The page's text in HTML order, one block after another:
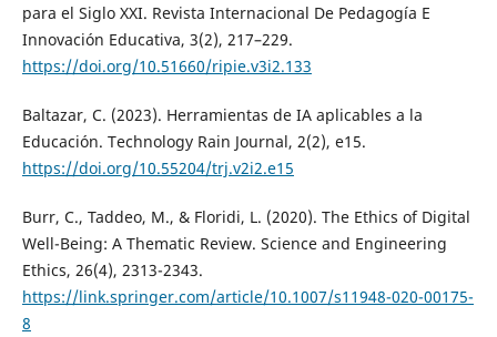
para el Siglo XXI. Revista Internacional De Pedagogía E
Innovación Educativa, 3(2), 217–229.
https://doi.org/10.51660/ripie.v3i2.133
Baltazar, C. (2023). Herramientas de IA aplicables a la
Educación. Technology Rain Journal, 2(2), e15.
https://doi.org/10.55204/trj.v2i2.e15
Burr, C., Taddeo, M., & Floridi, L. (2020). The Ethics of Digital
Well-Being: A Thematic Review. Science and Engineering
Ethics, 26(4), 2313-2343.
https://link.springer.com/article/10.1007/s11948-020-00175-
8